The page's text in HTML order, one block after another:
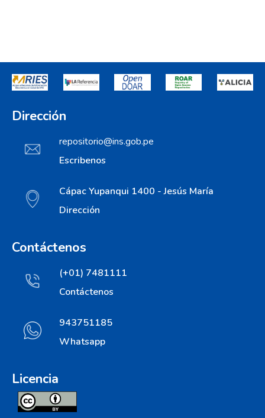
Dirección
repositorio@ins.gob.pe
Escribenos
Cápac Yupanqui 1400 - Jesús María
Dirección
Contáctenos
(+01) 7481111
Contáctenos
943751185
Whatsapp
Licencia